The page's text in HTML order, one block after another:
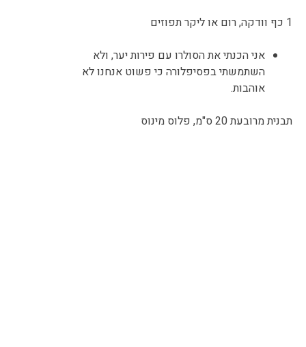
1 כף וודקה, רום או ליקר תפוזים
אני הכנתי את הסולרו עם פירות יער, ולא
השתמשתי בפסיפלורה כי פשוט אנחנו לא
אוהבות.
תבנית מרובעת 20 ס"מ, פלוס מינוס